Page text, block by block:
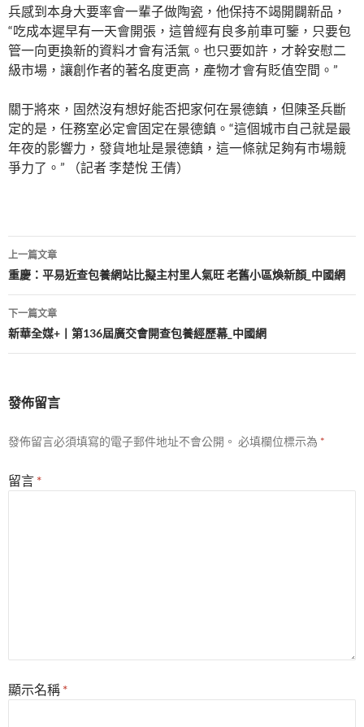
兵感到本身大要率會一輩子做陶瓷，他保持不竭開闢新品，
“吃成本遲早有一天會開張，這曾經有良多前車可鑒，只要包
管一向更換新的資料才會有活氣。也只要如許，才幹安慰二
級市場，讓創作者的著名度更高，產物才會有貶值空間。”
關于將來，固然沒有想好能否把家何在景德鎮，但陳圣兵斷
定的是，任務室必定會固定在景德鎮。“這個城市自己就是最
年夜的影響力，發貨地址是景德鎮，這一條就足夠有市場競
爭力了。” （記者 李楚悅 王倩）
文
章
導
覽
上一篇文章
重慶：平易近查包養網站比擬主村里人氣旺 老舊小區煥新顏_中國網
下一篇文章
新華全媒+丨第136屆廣交會開查包養經歷幕_中國網
發佈留言
發佈留言必須填寫的電子郵件地址不會公開。 必填欄位標示為 *
留言 *
顯示名稱 *